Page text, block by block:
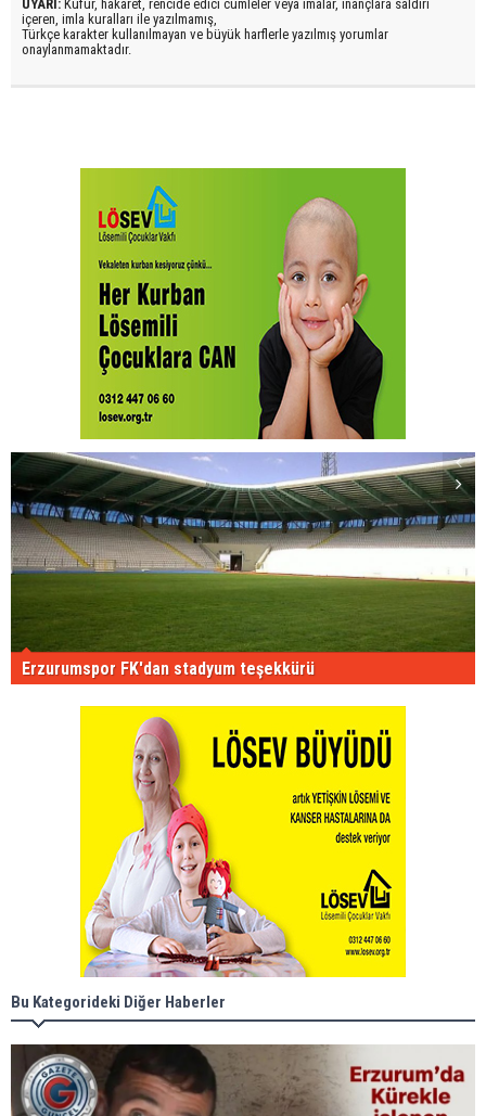
UYARI: Küfür, hakaret, rencide edici cümleler veya imalar, inançlara saldırı
içeren, imla kuralları ile yazılmamış,
Türkçe karakter kullanılmayan ve büyük harflerle yazılmış yorumlar
onaylanmamaktadır.
Erzurumspor FK'dan stadyum teşekkürü
Bu Kategorideki Diğer Haberler